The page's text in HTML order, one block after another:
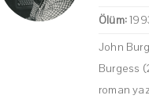
Ölüm:
John
Burgess
roman